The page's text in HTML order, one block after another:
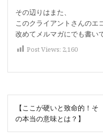
その辺りはまた、
このクライアントさんのエ
改めてメルマガにでも書い
Post Views: 2,160
投
稿
ナ
【ここが硬いと致命的！そ
の本当の意味とは？】